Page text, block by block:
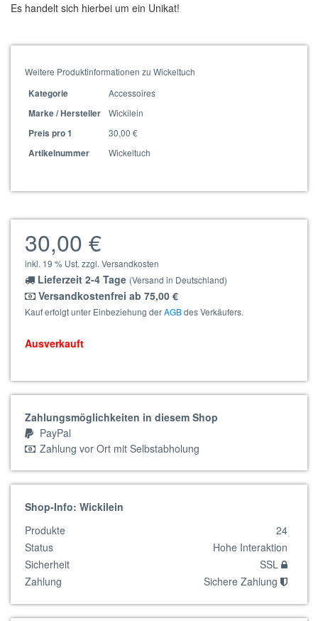
Es handelt sich hierbei um ein Unikat!
Weitere Produktinformationen zu Wickeltuch
Kategorie
Accessoires
Marke / Hersteller
Wickilein
Preis pro 1
30,00 €
Artikelnummer
Wickeltuch
30,00 €
inkl. 19 % Ust. zzgl. Versandkosten
Lieferzeit 2-4 Tage (Versand in Deutschland)
Versandkostenfrei ab 75,00 €
Kauf erfolgt unter Einbeziehung derAGBdes Verkäufers.
Ausverkauft
Zahlungsmöglichkeiten in diesem Shop
PayPal
Zahlung vor Ort mit Selbstabholung
Shop-Info: Wickilein
Produkte
24
Status
Hohe Interaktion
Sicherheit
SSL
Zahlung
Sichere Zahlung